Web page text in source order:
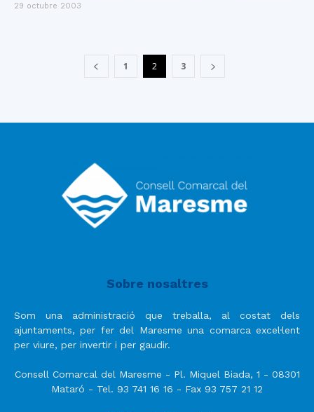
29 octubre 2003
1 2 3
Sobre nosaltres
Som una administració que treballa, al costat dels
ajuntaments, per fer del Maresme una comarca excel·lent
per viure, per invertir i per gaudir.
Consell Comarcal del Maresme - Pl. Miquel Biada, 1 - 08301
Mataró - Tel. 93 741 16 16 - Fax 93 757 21 12